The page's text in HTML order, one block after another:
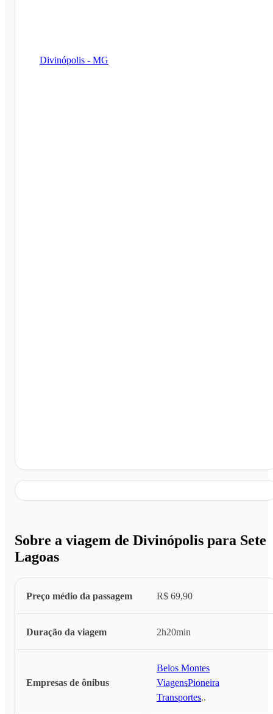
Divinópolis - MG
Sobre a viagem de Divinópolis para Sete
Lagoas
Preço médio da passagem R$ 69,90
Duração da viagem 2h20min
Empresas de ônibus
Belos Montes
Viagens,Pioneira
Transportes...